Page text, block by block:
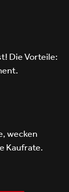
Die Vorteile:
wecken
Kaufrate.